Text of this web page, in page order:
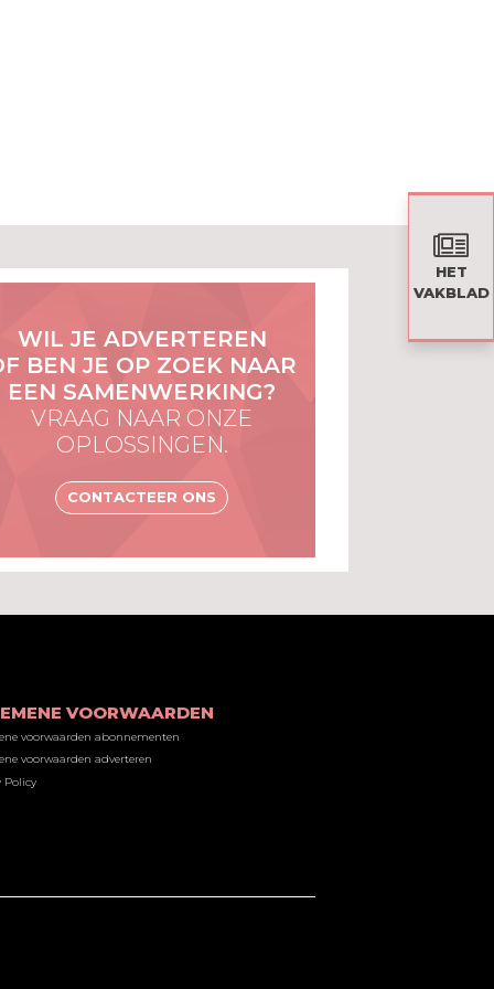
HET
VAKBLAD
WIL JE ADVERTEREN
BEN JE OP ZOEK NAAR
EEN SAMENWERKING?
VRAAG NAAR ONZE
OPLOSSINGEN.
CONTACTEER ONS
VOORWAARDEN
voorwaarden abonnementen
voorwaarden adverteren
Policy